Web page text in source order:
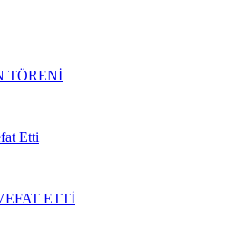
TÖRENİ
Etti
ETTİ